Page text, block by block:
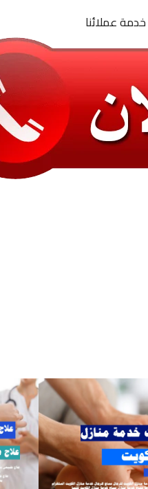
عملائنا